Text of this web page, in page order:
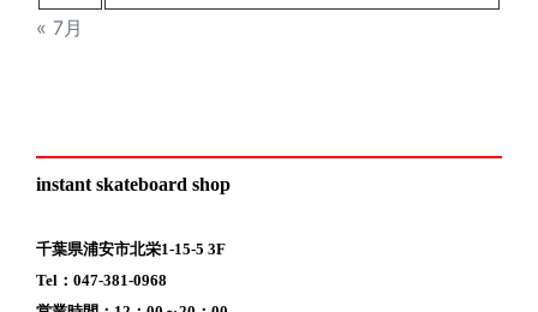
« 7月
instant skateboard shop
千葉県浦安市北栄1-15-5 3F
Tel：047-381-0968